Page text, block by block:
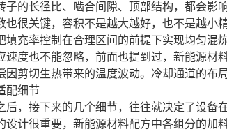
子的长径比、啮合间隙、顶部结构，都会影
也很关键，容积不是越大越好，也不是越
填充率控制在合理区间的前提下实现均匀
速度也不能忽略，前面也提到过，新能源
因剪切生热带来的温度波动。冷却通道的布
配细节
后，接下来的几个细节，往往就决定了设备
设计很重要，新能源材料配方中各组分的